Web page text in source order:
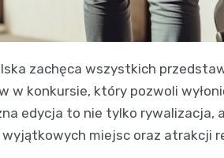
zachęca wszystkich
w konkursie, który pozwoli
edycja to nie tylko rywalizacja,
miejsc oraz atrakcji